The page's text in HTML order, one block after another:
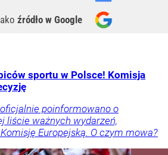
źródło w Google
sportu w Polsce! Komisja
poinformowano o
liście ważnych wydarzeń,
Europejską. O czym mowa?